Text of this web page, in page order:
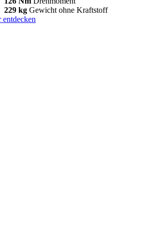
229 kg Gewicht ohne Kraftstoff
entdecken